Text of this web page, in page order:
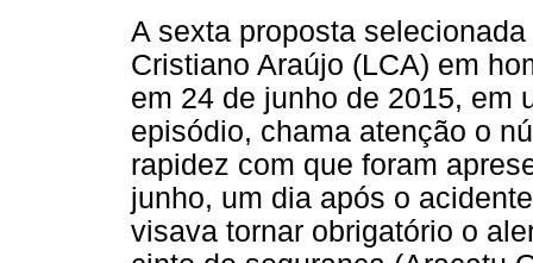
A sexta proposta
Cristiano Araújo (LCA) em
em 24 de junho de 2015, em
episódio, chama atenção o
rapidez com que foram
junho, um dia após o
visava tornar obrigatório o